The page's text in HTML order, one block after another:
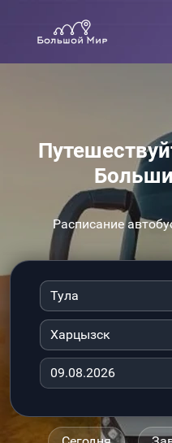
Расписание
Тула
Харцызск